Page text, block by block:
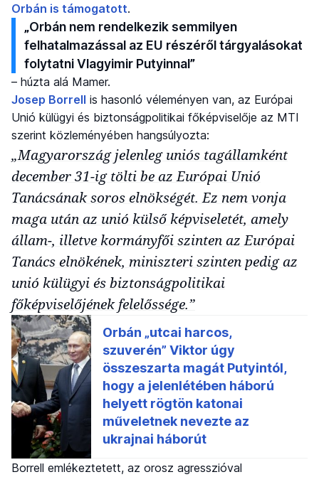
Orbán is támogatott.
„Orbán nem rendelkezik semmilyen
felhatalmazással az EU részéről tárgyalásokat
folytatni Vlagyimir Putyinnal”
– húzta alá Mamer.
Josep Borrell is hasonló véleményen van, az Európai
Unió külügyi és biztonságpolitikai főképviselője az MTI
szerint közleményében hangsúlyozta:
„Magyarország jelenleg uniós tagállamként
december 31-ig tölti be az Európai Unió
Tanácsának soros elnökségét. Ez nem vonja
maga után az unió külső képviseletét, amely
állam-, illetve kormányfői szinten az Európai
Tanács elnökének, miniszteri szinten pedig az
unió külügyi és biztonságpolitikai
főképviselőjének felelőssége.”
Borrell emlékeztetett, az orosz agresszióval